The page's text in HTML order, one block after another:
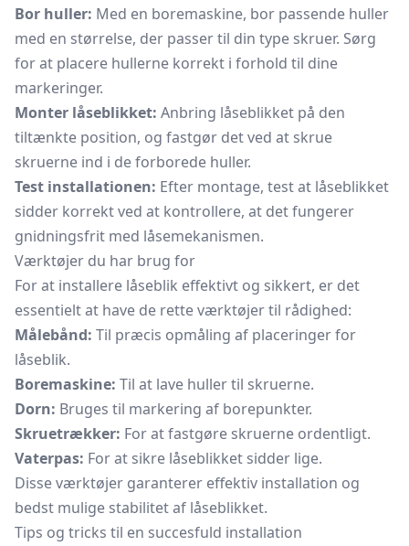
Bor huller: Med en boremaskine, bor passende huller
med en størrelse, der passer til din type skruer. Sørg
for at placere hullerne korrekt i forhold til dine
markeringer.
Monter låseblikket: Anbring låseblikket på den
tiltænkte position, og fastgør det ved at skrue
skruerne ind i de forborede huller.
Test installationen: Efter montage, test at låseblikket
sidder korrekt ved at kontrollere, at det fungerer
gnidningsfrit med låsemekanismen.
Værktøjer du har brug for
For at installere låseblik effektivt og sikkert, er det
essentielt at have de rette værktøjer til rådighed:
Målebånd: Til præcis opmåling af placeringer for
låseblik.
Boremaskine: Til at lave huller til skruerne.
Dorn: Bruges til markering af borepunkter.
Skruetrækker: For at fastgøre skruerne ordentligt.
Vaterpas: For at sikre låseblikket sidder lige.
Disse værktøjer garanterer effektiv installation og
bedst mulige stabilitet af låseblikket.
Tips og tricks til en succesfuld installation